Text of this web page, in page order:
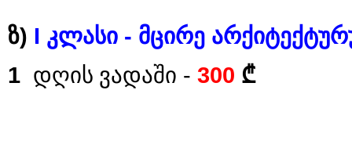
ზ) I კლასი - მცირე
1 დღის ვადაში - 300 ₾